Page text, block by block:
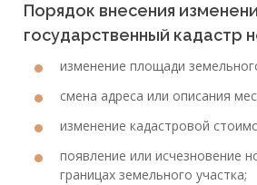
Порядок внесения
государственный кадастр
изменение площади
смена адреса или описания
изменение кадастровой
появление или исчезновение
границах земельного участка;